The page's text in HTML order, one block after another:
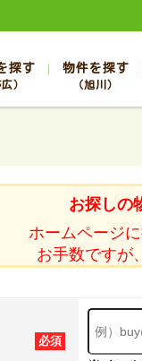
探す
広）
帯広
帯広
帯広
帯広
物件を探す
（旭川）
旭川
旭川
旭川
旭川
お探しの
ホームページ
お手数ですが
必須